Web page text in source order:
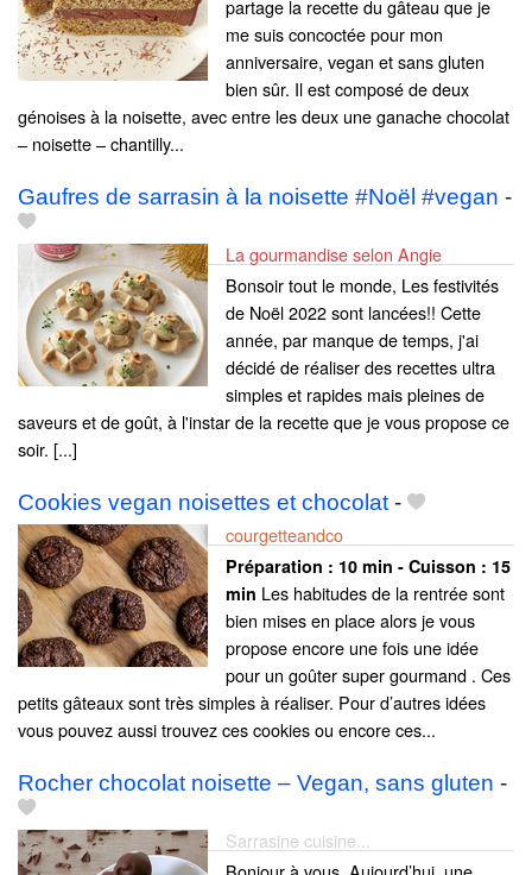
partage la recette du gâteau que je
me suis concoctée pour mon
anniversaire, vegan et sans gluten
bien sûr. Il est composé de deux
génoises à la noisette, avec entre les deux une ganache chocolat
– noisette – chantilly...
Gaufres de sarrasin à la noisette #Noël #vegan -
La gourmandise selon Angie
Bonsoir tout le monde, Les festivités
de Noël 2022 sont lancées!! Cette
année, par manque de temps, j'ai
décidé de réaliser des recettes ultra
simples et rapides mais pleines de
saveurs et de goût, à l'instar de la recette que je vous propose ce
soir. [...]
Cookies vegan noisettes et chocolat-
courgetteandco
Préparation : 10 min - Cuisson : 15
min Les habitudes de la rentrée sont
bien mises en place alors je vous
propose encore une fois une idée
pour un goûter super gourmand . Ces
petits gâteaux sont très simples à réaliser. Pour d’autres idées
vous pouvez aussi trouvez ces cookies ou encore ces...
Rocher chocolat noisette – Vegan, sans gluten -
Sarrasine cuisine...